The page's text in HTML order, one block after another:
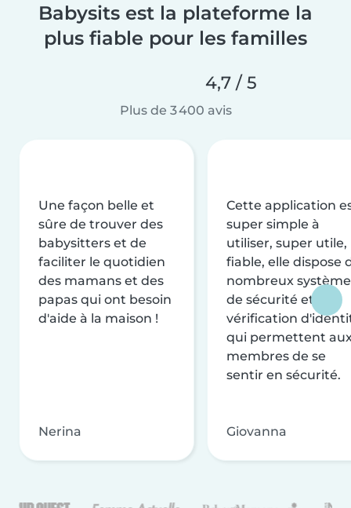
Babysits est la plateforme la
plus fiable pour les familles
4,7 / 5
Plus de 3 400 avis
Une façon belle et
sûre de trouver des
babysitters et de
faciliter le quotidien
des mamans et des
papas qui ont besoin
d'aide à la maison !
Nerina
Cette application
super simple à
utiliser, super utile,
fiable, elle dispose
nombreux
de sécurité et de
vérification
qui permettent
membres de se
sentir en sécurité.
Giovanna